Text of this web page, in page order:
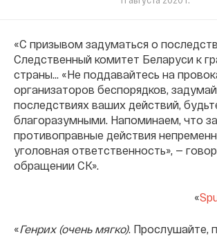
«С призывом задуматься о
Следственный комитет Беларуси к
страны... «Не поддавайтесь на
организаторов беспорядков,
последствиях ваших действий,
благоразумными. Напоминаем, что
противоправные действия
уголовная ответственность», —
обращении СК».
«
«Генрих (очень мягко). Прослушайте,